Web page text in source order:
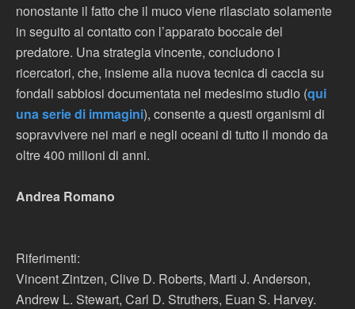
nonostante il fatto che il muco viene rilasciato solamente
in seguito al contatto con l’apparato boccale del
predatore. Una strategia vincente, concludono i
ricercatori, che, insieme alla nuova tecnica di caccia su
fondali sabbiosi documentata nel medesimo studio (qui
una serie di immagini), consente a questi organismi di
sopravvivere nei mari e negli oceani di tutto il mondo da
oltre 400 milioni di anni.
Andrea Romano
Riferimenti:
Vincent Zintzen, Clive D. Roberts, Marti J. Anderson,
Andrew L. Stewart, Carl D. Struthers, Euan S. Harvey.